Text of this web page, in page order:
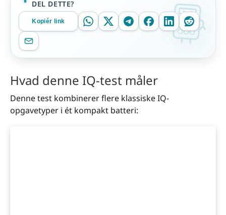
DEL DETTE?
Kopiér link
Hvad denne IQ-test måler
Denne test kombinerer flere klassiske IQ-
opgavetyper i ét kompakt batteri: